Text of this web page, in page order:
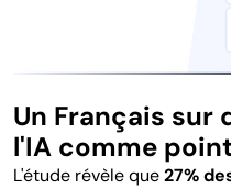
Un Français sur
l'IA comme
L'étude révèle que27%